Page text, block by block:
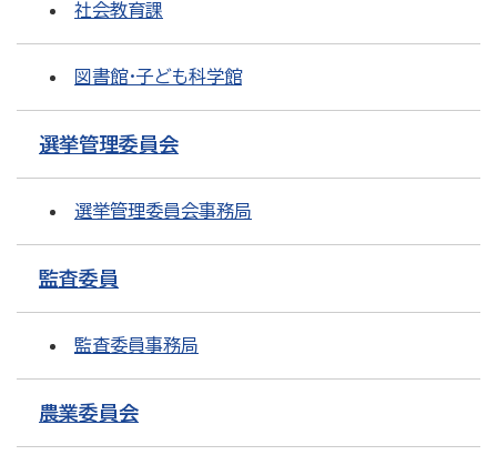
社会教育課
図書館・子ども科学館
選挙管理委員会
選挙管理委員会事務局
監査委員
監査委員事務局
農業委員会